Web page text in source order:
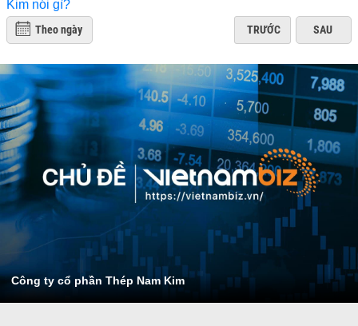
Theo ngày TRƯỚC SAU
Công ty cổ phần Thép Nam Kim